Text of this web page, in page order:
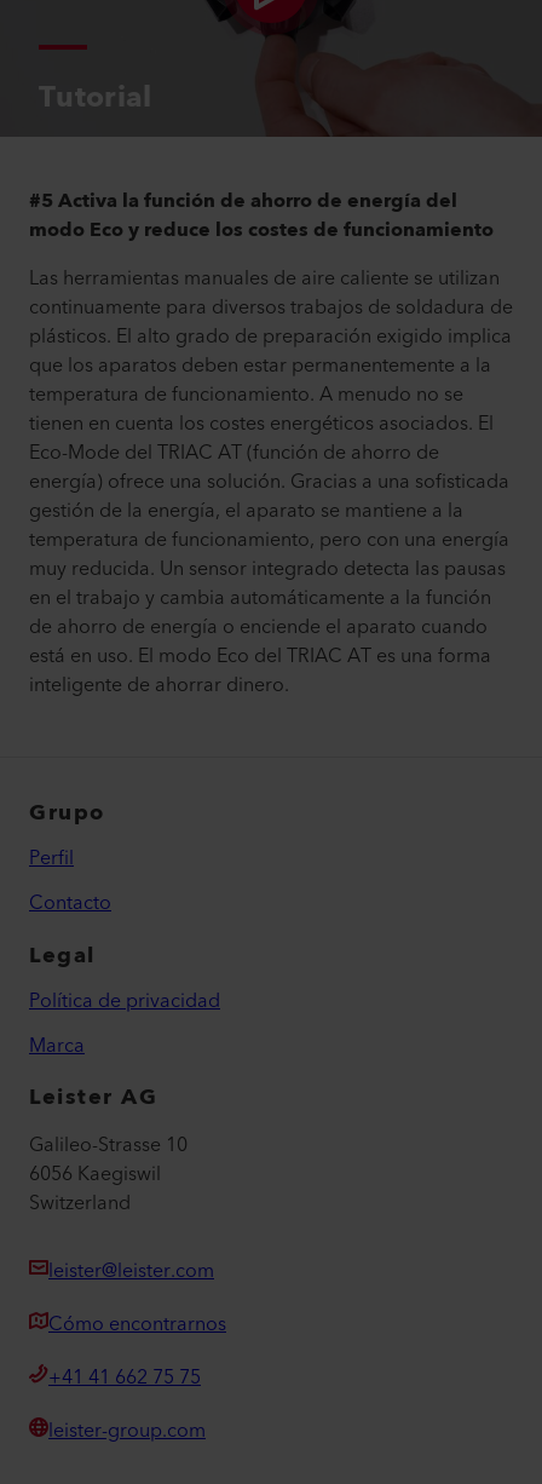
Tutorial
#5 Activa la función de ahorro de energía del
modo Eco y reduce los costes de funcionamiento
Las herramientas manuales de aire caliente se utilizan
continuamente para diversos trabajos de soldadura de
plásticos. El alto grado de preparación exigido implica
que los aparatos deben estar permanentemente a la
temperatura de funcionamiento. A menudo no se
tienen en cuenta los costes energéticos asociados. El
Eco-Mode del TRIAC AT (función de ahorro de
energía) ofrece una solución. Gracias a una sofisticada
gestión de la energía, el aparato se mantiene a la
temperatura de funcionamiento, pero con una energía
muy reducida. Un sensor integrado detecta las pausas
en el trabajo y cambia automáticamente a la función
de ahorro de energía o enciende el aparato cuando
está en uso. El modo Eco del TRIAC AT es una forma
inteligente de ahorrar dinero.
Grupo
Perfil
Contacto
Legal
Política de privacidad
Marca
Leister AG
Galileo-Strasse 10
6056 Kaegiswil
Switzerland
leister@leister.com
Cómo encontrarnos
+41 41 662 75 75
leister-group.com